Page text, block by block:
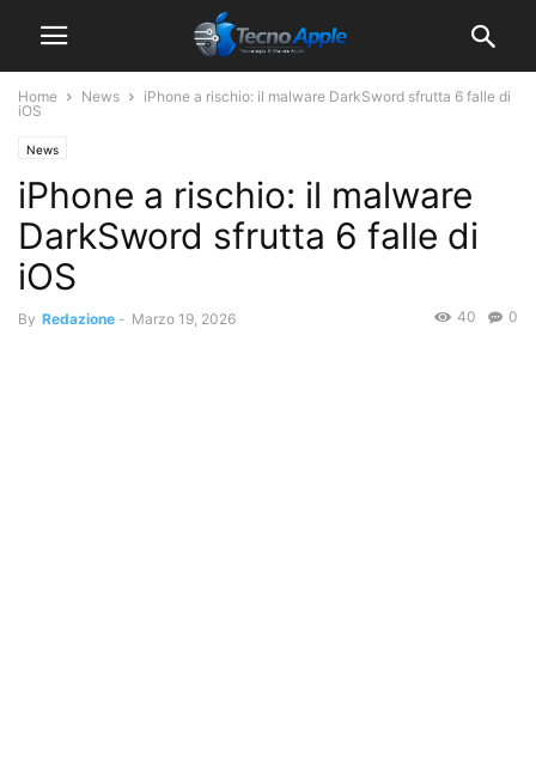
Home News
iPhone a rischio: il malware DarkSword sfrutta 6 falle di
iOS
News
iPhone a rischio: il malware
DarkSword sfrutta 6 falle di
iOS
By Redazione - Marzo 19, 2026 0
40